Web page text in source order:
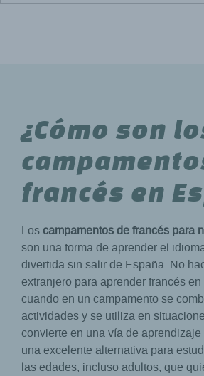
¿Cómo son
francés en
Loscampamentos de francés para
son una forma de aprender el
divertida sin salir de España. No
extranjero para aprender francés
cuando en un campamento se
actividades y se utiliza en
convierte en una vía de
una excelente alternativa para
las edades, incluso adultos, que